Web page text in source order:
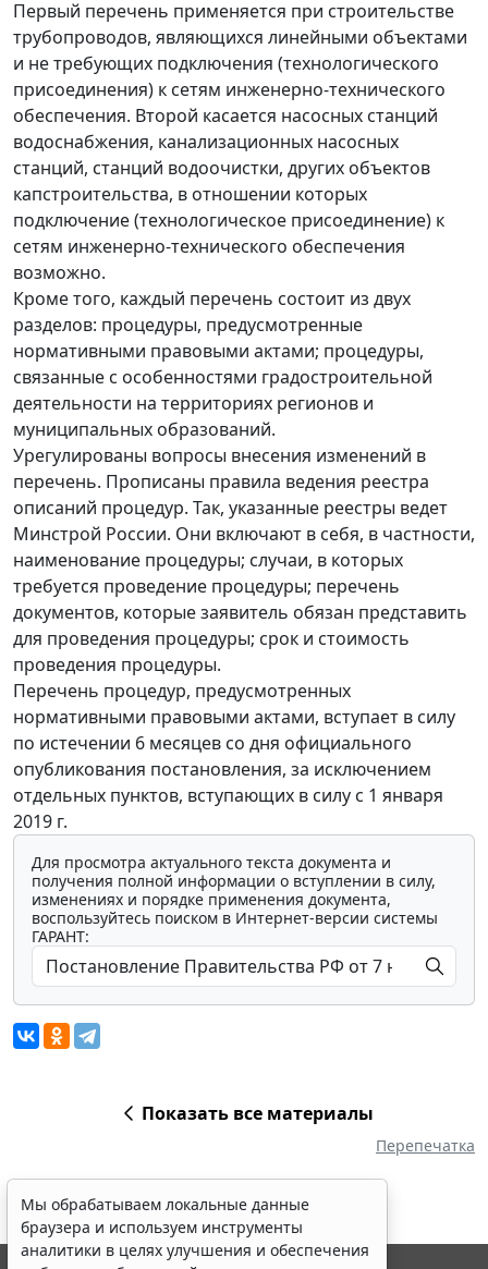
Первый перечень применяется при строительстве
трубопроводов, являющихся линейными объектами
и не требующих подключения (технологического
присоединения) к сетям инженерно-технического
обеспечения. Второй касается насосных станций
водоснабжения, канализационных насосных
станций, станций водоочистки, других объектов
капстроительства, в отношении которых
подключение (технологическое присоединение) к
сетям инженерно-технического обеспечения
возможно.
Кроме того, каждый перечень состоит из двух
разделов: процедуры, предусмотренные
нормативными правовыми актами; процедуры,
связанные с особенностями градостроительной
деятельности на территориях регионов и
муниципальных образований.
Урегулированы вопросы внесения изменений в
перечень. Прописаны правила ведения реестра
описаний процедур. Так, указанные реестры ведет
Минстрой России. Они включают в себя, в частности,
наименование процедуры; случаи, в которых
требуется проведение процедуры; перечень
документов, которые заявитель обязан представить
для проведения процедуры; срок и стоимость
проведения процедуры.
Перечень процедур, предусмотренных
нормативными правовыми актами, вступает в силу
по истечении 6 месяцев со дня официального
опубликования постановления, за исключением
отдельных пунктов, вступающих в силу с 1 января
2019 г.
Для просмотра актуального текста документа и
получения полной информации о вступлении в силу,
изменениях и порядке применения документа,
воспользуйтесь поиском в Интернет-версии системы
ГАРАНТ:
Показать все материалы
Перепечатка
Мы обрабатываем локальные данные
браузера и используем инструменты
аналитики в целях улучшения и обеспечения